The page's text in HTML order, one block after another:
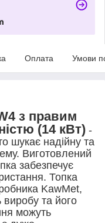
Оплата Умови
з правим
(14 кВт) -
шукає надійну та
Виготовлений
забезпечує
Топка
KawMet,
виробу та його
можуть